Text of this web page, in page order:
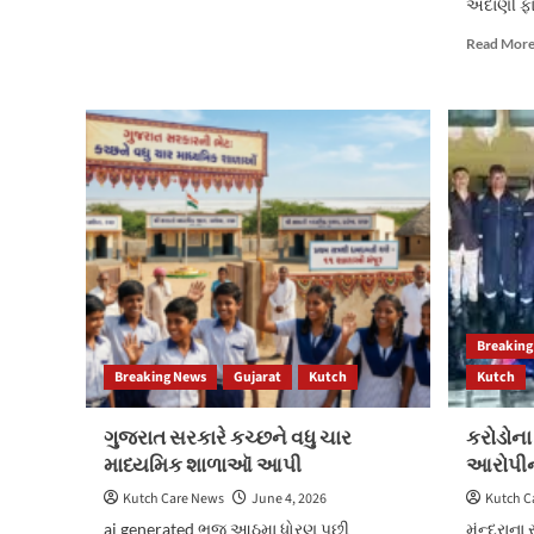
નોર્વે
ચેસમાં
પ્રથમ
ભારતીય
ચેમ્પિયન
બન્યો.
અદાણી
Read More
Breaking News Gujarat Kutch
ગુજરાત સરકારે કચ્છને વધુ ચાર
માધ્યમિક શાળાઑ આપી
Kutch Care News
June 4, 2026
ai generated ભુજ આઠમા ધોરણ પછી
Kutch
Kutch
મુંન્દ્રાના